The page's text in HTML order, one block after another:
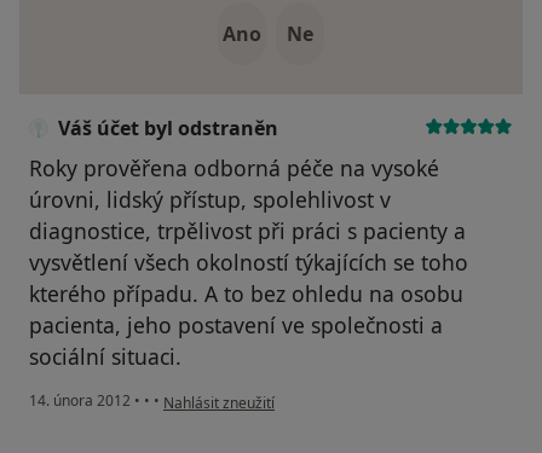
Ano Ne
Váš účet byl odstraněn
Roky prověřena odborná péče na vysoké
úrovni, lidský přístup, spolehlivost v
diagnostice, trpělivost při práci s pacienty a
vysvětlení všech okolností týkajících se toho
kterého případu. A to bez ohledu na osobu
pacienta, jeho postavení ve společnosti a
sociální situaci.
14. února 2012 • • • podle názoru uživatele Váš účet byl odstraněn
Nahlásit zneužití